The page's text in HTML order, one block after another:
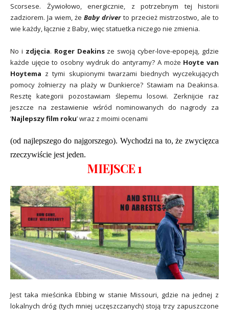
Scorsese. Żywiołowo, energicznie, z potrzebnym tej historii
zadziorem. Ja wiem, że Baby driver to przecież mistrzostwo, ale to
wie każdy, łącznie z Baby, więc statuetka niczego nie zmienia.
No i zdjęcia. Roger Deakinsze swoją cyber-love-epopeją, gdzie
każde ujęcie to osobny wydruk do antyramy? A może Hoyte van
Hoytema z tymi skupionymi twarzami biednych wyczekujących
pomocy żołnierzy na plaży w Dunkierce? Stawiam na Deakinsa.
Resztę kategorii pozostawiam ślepemu losowi. Zerknijcie raz
jeszcze na zestawienie wśród nominowanych do nagrody za
’Najlepszy film roku’ wraz z moimi ocenami
(od najlepszego do najgorszego). Wychodzi na to, że zwycięzca
rzeczywiście jest jeden.
MIEJSCE 1
Jest taka mieścinka Ebbing w stanie Missouri, gdzie na jednej z
lokalnych dróg (tych mniej uczęszczanych) stoją trzy zapuszczone